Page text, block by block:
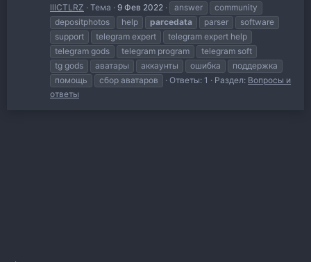
lllCTLRZ
Тема 9 Фев 2022 answer
community
depositphotos
help parcedata parser
software
support
telegram expert
telegram expert help
telegram gods
telegram program
telegram soft
tg gods
аватары аккаунты ошибка
поддержка
помощь
сбор аватаров Ответы: 1 Раздел: Вопросы и
ответы